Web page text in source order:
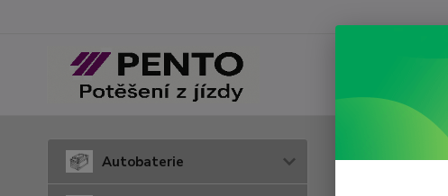
Autobaterie